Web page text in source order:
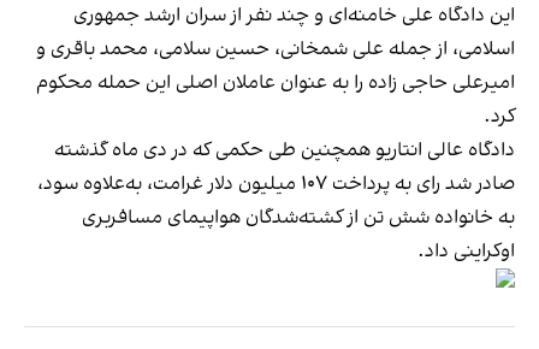
این دادگاه علی خامنه‌ای و چند نفر از سران ارشد جمهوری
اسلامی، از جمله علی شمخانی، حسین سلامی، محمد باقری و
امیرعلی حاجی زاده را به عنوان عاملان اصلی این حمله محکوم
کرد.
دادگاه عالی انتاریو همچنین طی حکمی که در دی ماه گذشته
صادر شد رای به پرداخت ۱۰۷ میلیون دلار غرامت، به‌علاوه سود،
به خانواده شش تن از کشته‌شدگان هواپیمای مسافربری
اوکراینی داد.